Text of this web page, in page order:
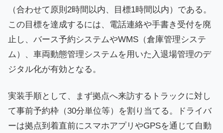
（合わせて原則2時間以内、目標1時間以内）である。
この目標を達成するには、電話連絡や手書き受付を廃
止し、バース予約システムやWMS（倉庫管理システ
ム）、車両動態管理システムを用いた入退場管理のデ
ジタル化が有効となる。
実装手順として、まず拠点へ来訪するトラックに対し
て事前予約枠（30分単位等）を割り当てる。ドライバ
ーは拠点到着直前にスマホアプリやGPSを通じて自動